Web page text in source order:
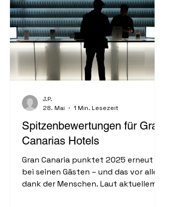
Spitzenbewertungen für Gran
Canarias Hotels
Gran Canaria punktet 2025 erneut
bei seinen Gästen – und das vor allem
dank der Menschen. Laut aktuellem
J.P.
28. Mai
1 Min. Lesezeit